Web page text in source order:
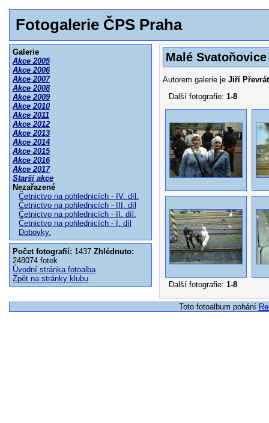
Fotogalerie ČPS Praha
Galerie
Akce 2005
Akce 2006
Akce 2007
Akce 2008
Akce 2009
Akce 2010
Akce 2011
Akce 2012
Akce 2013
Akce 2014
Akce 2015
Akce 2016
Akce 2017
Starší akce
Nezařazené
Četnictvo na pohlednicích - IV. díl.
Četnictvo na pohlednicích - III. díl
Četnictvo na pohlednicích - II. díl.
Četnictvo na pohlednicích - I. díl
Dobovky.
Počet fotografií: 1437 Zhlédnuto:
248074 fotek
Úvodní stránka fotoalba
Zpět na stránky klubu
Malé Svatoňovice
Autorem galerie je Jiří
Další fotografie: 1-8
Další fotografie: 1-8
Toto fotoalbum pohání